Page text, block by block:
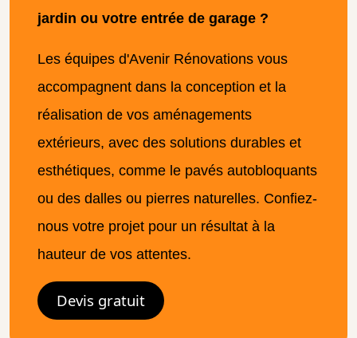
jardin ou votre entrée de garage ?
Les équipes d'Avenir Rénovations vous
accompagnent dans la conception et la
réalisation de vos aménagements
extérieurs, avec des solutions durables et
esthétiques, comme le pavés autobloquants
ou des dalles ou pierres naturelles. Confiez-
nous votre projet pour un résultat à la
hauteur de vos attentes.
Devis gratuit